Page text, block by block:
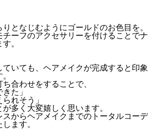
となじむようにゴールドのお色目を。
ーフのアクセサリーを付けることでナ
。
いても、ヘアメイクが完成すると印象
合わせをすることで、
た」
れそう」
多く大変嬉しく思います。
スからヘアメイクまでのトータルコーデ
ます。